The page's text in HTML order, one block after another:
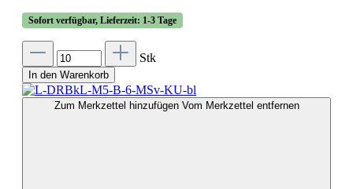
Sofort verfügbar, Lieferzeit: 1-3 Tage
Stk
In den Warenkorb
Zum Merkzettel hinzufügen Vom Merkzettel entfernen